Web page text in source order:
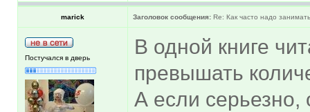
marick Заголовок сообщения: Re: Как часто надо
Постучался в дверь
В одной книге
превышать
А если серьезно,